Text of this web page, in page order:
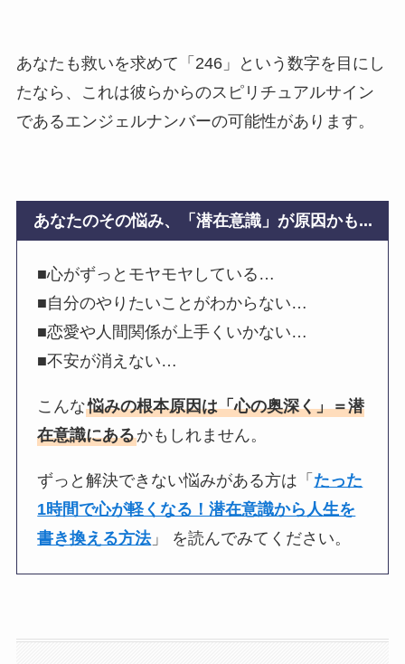
あなたも救いを求めて「246」という数字を目にし
たなら、これは彼らからのスピリチュアルサイン
であるエンジェルナンバーの可能性があります。
あなたのその悩み、「潜在意識」が原因かも...
■心がずっとモヤモヤしている…
■自分のやりたいことがわからない…
■恋愛や人間関係が上手くいかない…
■不安が消えない…
こんな悩みの根本原因は「心の奥深く」＝潜
在意識にあるかもしれません。
ずっと解決できない悩みがある方は「 たった
1時間で心が軽くなる！潜在意識から人生を
書き換える方法」 を読んでみてください。